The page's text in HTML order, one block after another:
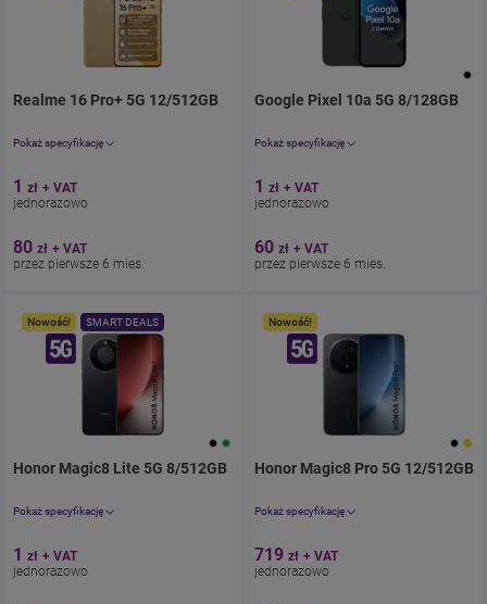
Realme 16 Pro+ 5G 12/512GB . Cena jednorazowo 1.23złz umową
Pokaż specyfikację
Ekran 6,8"
Pamięć 512 GB
1 zł + VAT
jednorazowo
80 zł + VAT
przez pierwsze 6 mies.
Google Pixel 10a 5G 8/128GB
Pokaż specyfikację
Ekran 6.3"
Pamięć 128 GB
1 zł + VAT
jednorazowo
60 zł + VAT
przez pierwsze 6 mies.
Nowość! SMART DEALS
Honor Magic8 Lite 5G 8/512GB . Cena jednorazowo 1.23złz umową
Pokaż specyfikację
Ekran 6.79'
Pamięć 512 GB
1 zł + VAT
jednorazowo
Nowość!
Honor Magic8 Pro 5G 12/512GB
Pokaż specyfikację
Ekran 6.71'
Pamięć 512 GB
719 zł + VAT
jednorazowo